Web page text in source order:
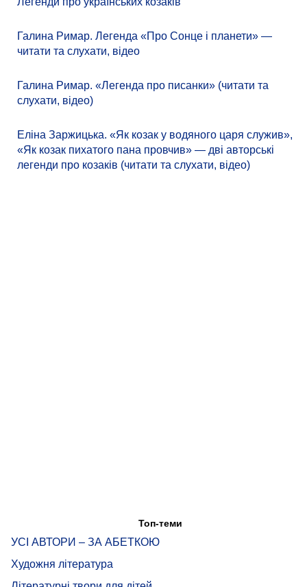
Галина Римар. Легенда «Про Сонце і планети» —
читати та слухати, відео
Галина Римар. «Легенда про писанки» (читати та
слухати, відео)
Еліна Заржицька. «Як козак у водяного царя служив»,
«Як козак пихатого пана провчив» — дві авторські
легенди про козаків (читати та слухати, відео)
Топ-теми
УСІ АВТОРИ – ЗА АБЕТКОЮ
Художня література